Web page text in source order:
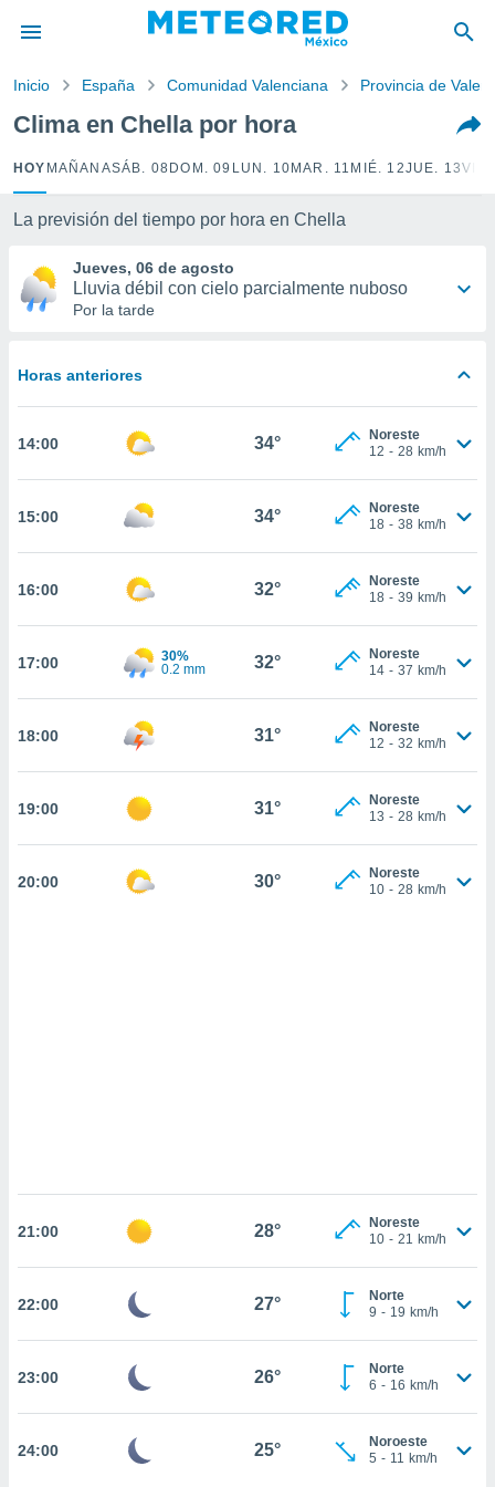
ha sido
la
que se
calidad.
las
la
ya sean
nuestros
como
cookies
aceptar
CONFIGURACIÓN
Inicio España Comunidad Valenciana Provincia de
Clima en Chella por hora
HOY MAÑANASÁB. 08 DOM. 09 LUN. 10 MAR. 11 MIÉ. 12JUE. 13VIE.
La previsión del tiempo por hora en Chella
Jueves, 06 de agosto
Lluvia débil con cielo parcialmente nuboso
Por la tarde
Horas anteriores
14:00 34°
Noreste
12 - 28 km/h
15:00 34°
Noreste
18 - 38 km/h
16:00 32°
Noreste
18 - 39 km/h
17:00
30%
0.2 mm
32°
Noreste
14 - 37 km/h
18:00 31°
Noreste
12 - 32 km/h
19:00 31°
Noreste
13 - 28 km/h
20:00 30°
Noreste
10 - 28 km/h
21:00 28°
Noreste
10 - 21 km/h
22:00 27°
Norte
9 - 19 km/h
23:00 26°
Norte
6 - 16 km/h
24:00 25°
Noroeste
5 - 11 km/h